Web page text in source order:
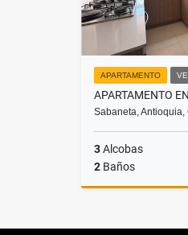
APARTAMENTO
Sabaneta, Antioquia,
3Alcobas
2 Baños